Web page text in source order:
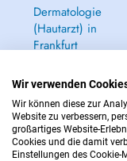
Dermatologie
(Hautarzt) in
Frankfurt
IM
Wir verwenden
Wir können diese zur
Website zu verbessern,
großartiges Website-
Cookies und die damit
Einstellungen des Cookie-